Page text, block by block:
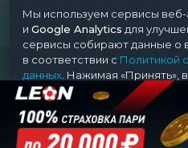
© 2018-2024
Мы используем сервисы веб-
и Google Analytics для
сервисы собирают данные о
в соответствии с Политикой
данных . Нажимая «Принять»,
обработку ваших данных
Принять